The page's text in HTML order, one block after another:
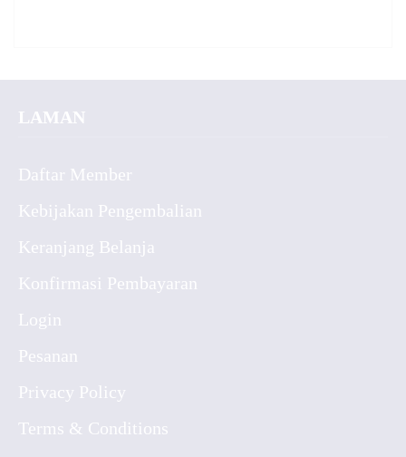
LAMAN
Daftar Member
Kebijakan Pengembalian
Keranjang Belanja
Konfirmasi Pembayaran
Login
Pesanan
Privacy Policy
Terms & Conditions